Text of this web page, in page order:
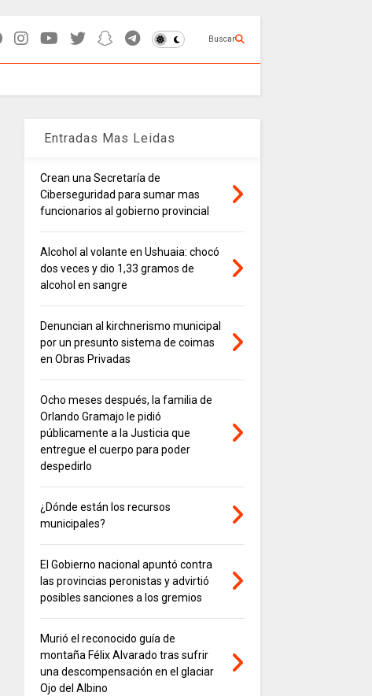
Buscar
Entradas Mas Leidas
Crean una Secretaría de
Ciberseguridad para sumar mas
funcionarios al gobierno provincial
Alcohol al volante en Ushuaia: chocó
dos veces y dio 1,33 gramos de
alcohol en sangre
Denuncian al kirchnerismo municipal
por un presunto sistema de coimas
en Obras Privadas
Ocho meses después, la familia de
Orlando Gramajo le pidió
públicamente a la Justicia que
entregue el cuerpo para poder
despedirlo
¿Dónde están los recursos
municipales?
El Gobierno nacional apuntó contra
las provincias peronistas y advirtió
posibles sanciones a los gremios
Murió el reconocido guía de
montaña Félix Alvarado tras sufrir
una descompensación en el glaciar
Ojo del Albino